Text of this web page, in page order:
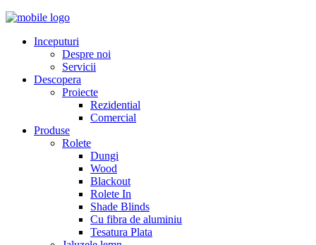
Inceputuri
Despre noi
Servicii
Descopera
Proiecte
Rezidential
Comercial
Produse
Rolete
Dungi
Wood
Blackout
Rolete In
Shade Blinds
Cu fibra de aluminiu
Tesatura Plata